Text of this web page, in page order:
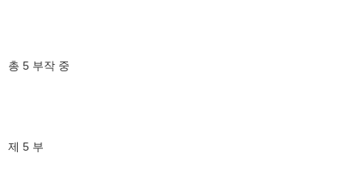
총 5 부작 중
제 5 부